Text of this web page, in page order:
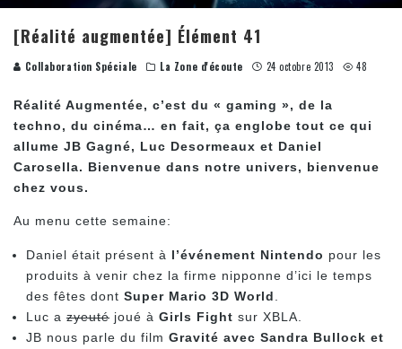
[Réalité augmentée] Élément 41
Collaboration Spéciale La Zone d'écoute 24 octobre 2013 48
Réalité Augmentée, c’est du « gaming », de la
techno, du cinéma… en fait, ça englobe tout ce qui
allume JB Gagné, Luc Desormeaux et Daniel
Carosella. Bienvenue dans notre univers, bienvenue
chez vous.
Au menu cette semaine:
Daniel était présent à l’événement Nintendo pour les
produits à venir chez la firme nipponne d’ici le temps
des fêtes dont Super Mario 3D World
Luc a zyeuté joué à Girls Fight sur XBLA.
JB nous parle du film Gravité avec Sandra Bullock et